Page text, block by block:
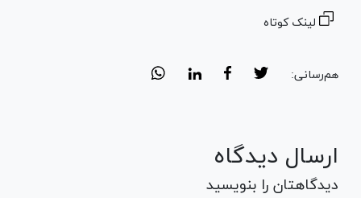
لینک کوتاه
هم‌رسانی:
ارسال دیدگاه
دیدگاهتان را بنویسید